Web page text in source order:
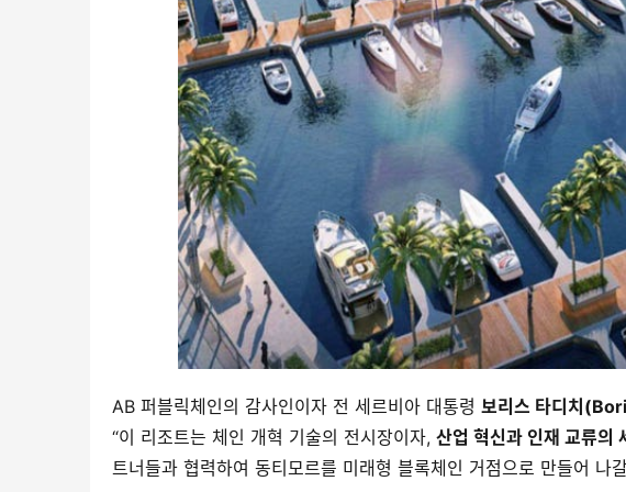
AB 퍼블릭체인의 감사인이자 전 세르비아 대통령 보리스 타디치
“이 리조트는 체인 개혁 기술의 전시장이자, 산업 혁신과 인재 교류의
트너들과 협력하여 동티모르를 미래형 블록체인 거점으로 만들어 나